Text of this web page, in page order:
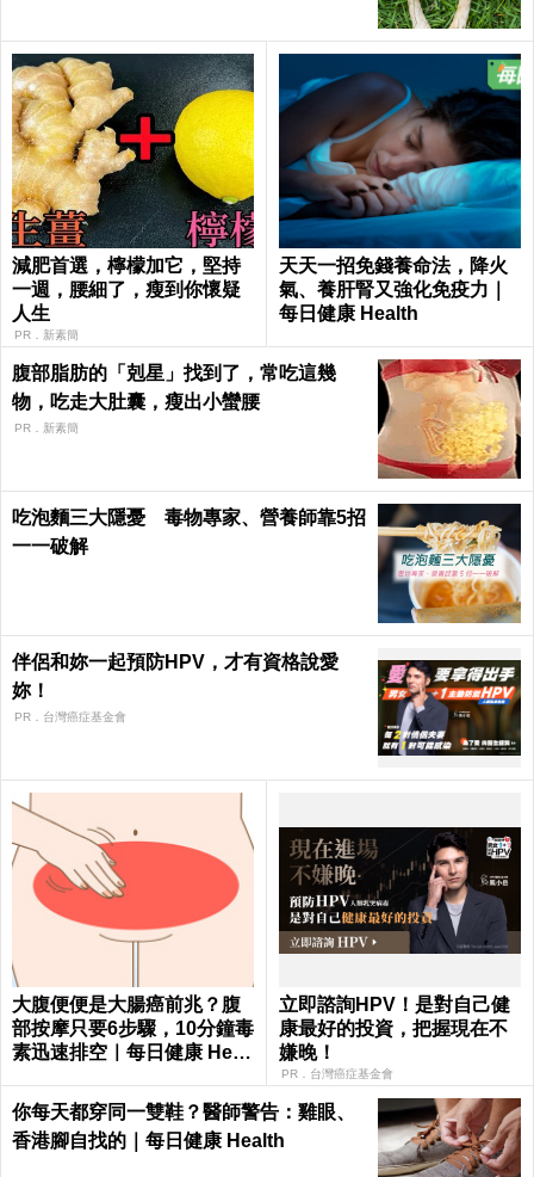
減肥首選，檸檬加它，堅持
一週，腰細了，瘦到你懷疑
人生
PR．新素簡
天天一招免錢養命法，降火
氣、養肝腎又強化免疫力｜
每日健康 Health
腹部脂肪的「剋星」找到了，常吃這幾
物，吃走大肚囊，瘦出小蠻腰
PR．新素簡
吃泡麵三大隱憂 毒物專家、營養師靠5招
一一破解
伴侶和妳一起預防HPV，才有資格說愛
妳！
PR．台灣癌症基金會
大腹便便是大腸癌前兆？腹
部按摩只要6步驟，10分鐘毒
素迅速排空｜每日健康 Healt
立即諮詢HPV！是對自己健
康最好的投資，把握現在不
嫌晚！
PR．台灣癌症基金會
你每天都穿同一雙鞋？醫師警告：雞眼、
香港腳自找的｜每日健康 Health